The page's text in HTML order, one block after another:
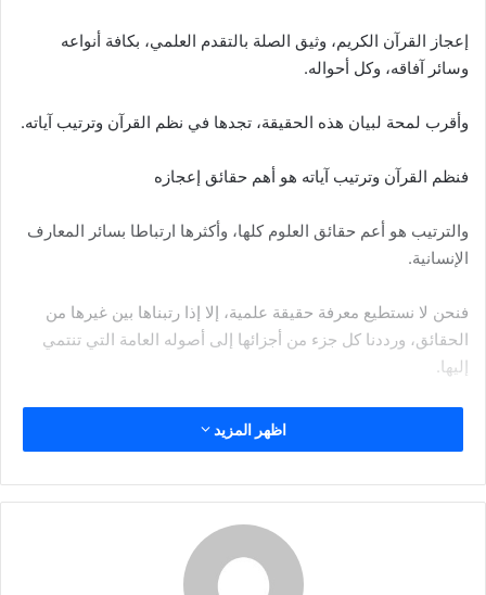
ب
ر
د
إعجاز القرآن الكريم، وثيق الصلة بالتقدم العلمي، بكافة أنواعه
وسائر آفاقه، وكل أحواله.
وأقرب لمحة لبيان هذه الحقيقة، تجدها في نظم القرآن وترتيب آياته.
فنظم القرآن وترتيب آياته هو أهم حقائق إعجازه
والترتيب هو أعم حقائق العلوم كلها، وأكثرها ارتباطا بسائر المعارف
الإنسانية.
فنحن لا نستطيع معرفة حقيقة علمية، إلا إذا رتبناها بين غيرها من
الحقائق، ورددنا كل جزء من أجزائها إلى أصوله العامة التي تنتمي
إليها.
وسنرى أن كل كلمة من كلمات القرآن، ترتبط بترتيب عام، حين
نجدها متصلة بموضعها من آية قرآنية بذاتها، بينما هي ترتبط كذلك
الآيات والسور.
وسنرى في الوقت نفسه، أن هذا النظم القرآني المعجز، يحمل معه
منهج الترتيب في السموات والأرض وما بينهما فأنت لا تقع عيناك
اظهر المزيد